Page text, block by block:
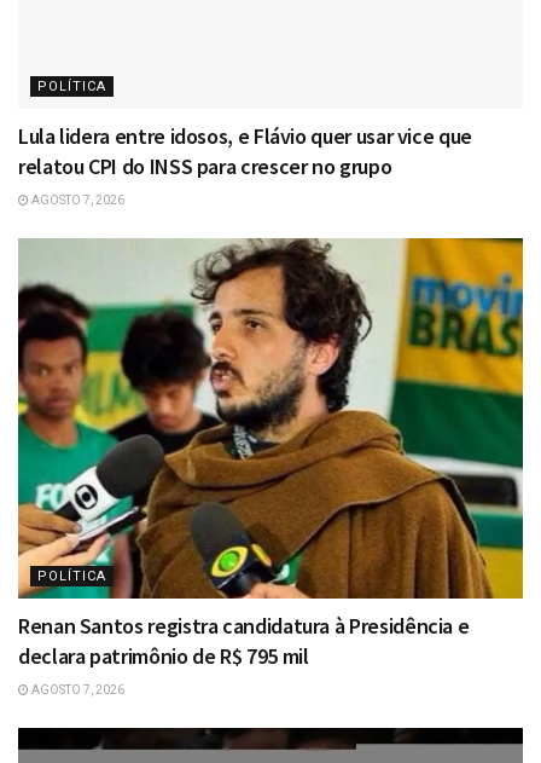
POLÍTICA
Lula lidera entre idosos, e Flávio quer usar vice que
relatou CPI do INSS para crescer no grupo
AGOSTO 7, 2026
POLÍTICA
Renan Santos registra candidatura à Presidência e
declara patrimônio de R$ 795 mil
AGOSTO 7, 2026